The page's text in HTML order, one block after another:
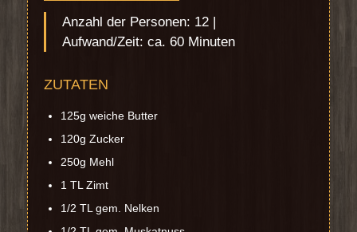
Anzahl der Personen: 12 |
Aufwand/Zeit: ca. 60 Minuten
ZUTATEN
125g weiche Butter
120g Zucker
250g Mehl
1 TL Zimt
1/2 TL gem. Nelken